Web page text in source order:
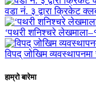
वडा नं. ३ द्वारा क्रिकेट
‘पथरी शनिश्चरे
विपद् जोखिम
हाम्रो बारेमा